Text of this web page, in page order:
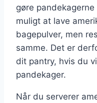
gøre
muligt at lave
bagepulver, men
samme. Det er
dit pantry, hvis du
pandekager.
Når du serverer